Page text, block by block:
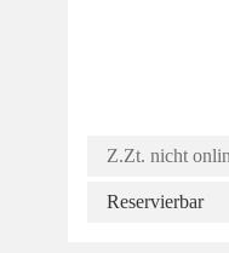
Z.Zt. nicht
Reservierbar